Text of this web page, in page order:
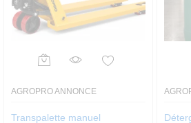
AGROPRO ANNONCE
Transpalette manuel